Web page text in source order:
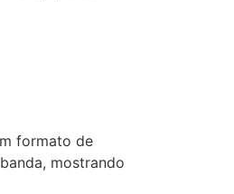
formato de
mostrando